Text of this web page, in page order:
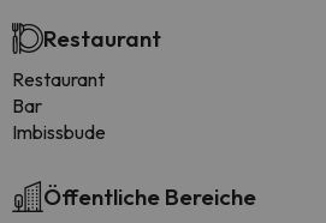
Restaurant
Restaurant
Bar
Imbissbude
Öffentliche Bereiche